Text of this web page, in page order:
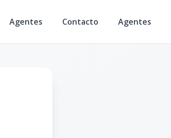
Agentes Contacto Agentes